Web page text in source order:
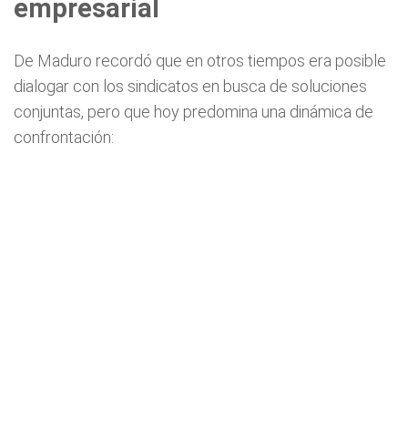
empresarial
De Maduro recordó que en otros tiempos era posible
dialogar con los sindicatos en busca de soluciones
conjuntas, pero que hoy predomina una dinámica de
confrontación: